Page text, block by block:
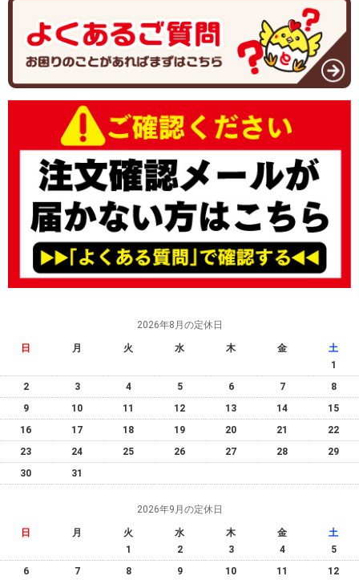
2026年8月の定休日
日 月 火 水 木 金
土
1
2
3 4 5 6 7
8
9
10 11 12 13 14
15
16
17 18 19 20 21
22
23
24 25 26 27 28
29
30
31
2026年9月の定休日
日 月 火 水 木 金
土
1
2 3 4
5
6
7 8 9 10 11 12